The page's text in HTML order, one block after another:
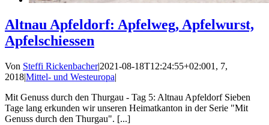
Altnau Apfeldorf: Apfelweg, Apfelwurst,
Apfelschiessen
Von Steffi Rickenbacher|2021-08-18T12:24:55+02:001, 7,
2018|Mittel- und Westeuropa|
Mit Genuss durch den Thurgau - Tag 5: Altnau Apfeldorf Sieben
Tage lang erkunden wir unseren Heimatkanton in der Serie "Mit
Genuss durch den Thurgau". [...]